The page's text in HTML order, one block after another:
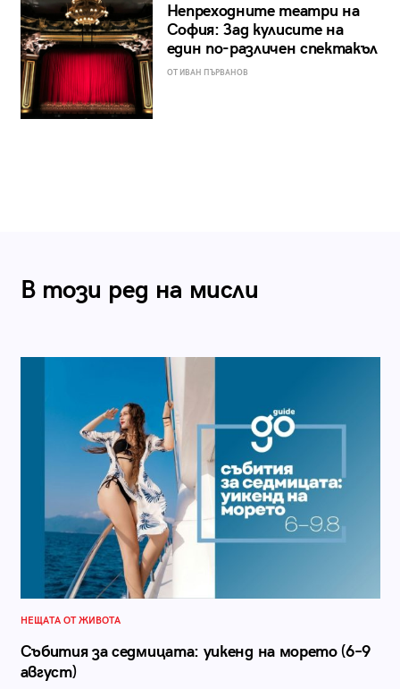
Непреходните театри на
София: Зад кулисите на
един по-различен спектакъл
ОТ ИВАН ПЪРВАНОВ
В този ред на мисли
НЕЩАТА ОТ ЖИВОТА
Събития за седмицата: уикенд на морето (6–9
август)